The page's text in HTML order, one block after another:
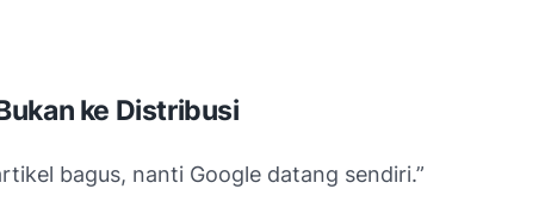
ke Distribusi
bagus, nanti Google datang sendiri.”